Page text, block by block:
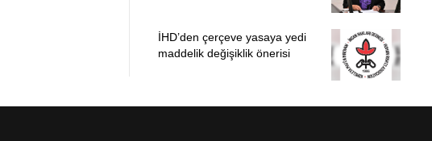
İHD’den çerçeve yasaya yedi
maddelik değişiklik önerisi